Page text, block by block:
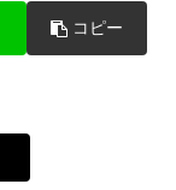
コピー